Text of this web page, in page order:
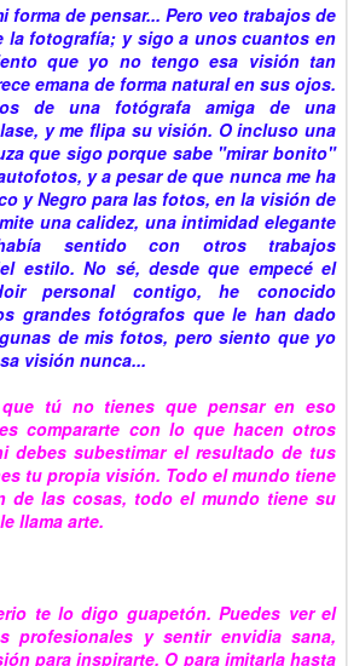
forma de pensar... Pero veo trabajos de
la fotografía; y sigo a unos cuantos en
que yo no tengo esa visión tan
emana de forma natural en sus ojos.
de una fotógrafa amiga de una
y me flipa su visión. O incluso una
que sigo porque sabe "mirar bonito"
y a pesar de que nunca me ha
y Negro para las fotos, en la visión de
una calidez, una intimidad elegante
sentido con otros trabajos
estilo. No sé, desde que empecé el
personal contigo, he conocido
grandes fotógrafos que le han dado
de mis fotos, pero siento que yo
visión nunca...
tú no tienes que pensar en eso
compararte con lo que hacen otros
debes subestimar el resultado de tus
tu propia visión. Todo el mundo tiene
de las cosas, todo el mundo tiene su
llama arte.
te lo digo guapetón. Puedes ver el
profesionales y sentir envidia sana,
para inspirarte. O para imitarla hasta